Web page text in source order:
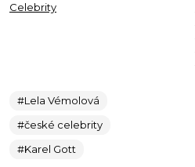
Celebrity
#Lela Vémolová
#české celebrity
#Karel Gott